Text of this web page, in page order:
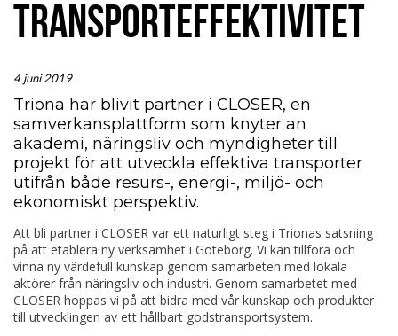
TRANSPORTEFFEKTIVITET
4 juni 2019
Triona har blivit partner i CLOSER, en
samverkansplattform som knyter an
akademi, näringsliv och myndigheter till
projekt för att utveckla effektiva transporter
utifrån både resurs-, energi-, miljö- och
ekonomiskt perspektiv.
Att bli partner i CLOSER var ett naturligt steg i Trionas satsning
på att etablera ny verksamhet i Göteborg. Vi kan tillföra och
vinna ny värdefull kunskap genom samarbeten med lokala
aktörer från näringsliv och industri. Genom samarbetet med
CLOSER hoppas vi på att bidra med vår kunskap och produkter
till utvecklingen av ett hållbart godstransportsystem.